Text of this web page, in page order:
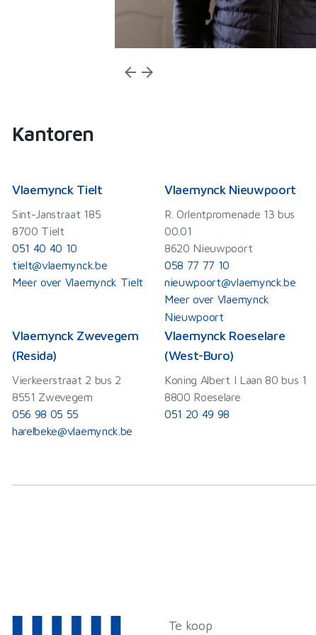
arrow_back arrow_forward
Kantoren
Vlaemynck Tielt
Sint-Janstraat 185
8700 Tielt
051 40 40 10
tielt@vlaemynck.be
Meer over Vlaemynck Tielt
Vlaemynck Nieuwpoort
R. Orlentpromenade 13 bus
00.01
8620 Nieuwpoort
058 77 77 10
nieuwpoort@vlaemynck.be
Meer over Vlaemynck
Nieuwpoort
Vlaemynck Zwevegem
(Resida)
Vierkeerstraat 2 bus 2
8551 Zwevegem
056 98 05 55
harelbeke@vlaemynck.be
Vlaemynck Roeselare
(West-Buro)
Koning Albert I Laan 80 bus 1
8800 Roeselare
051 20 49 98
Te koop